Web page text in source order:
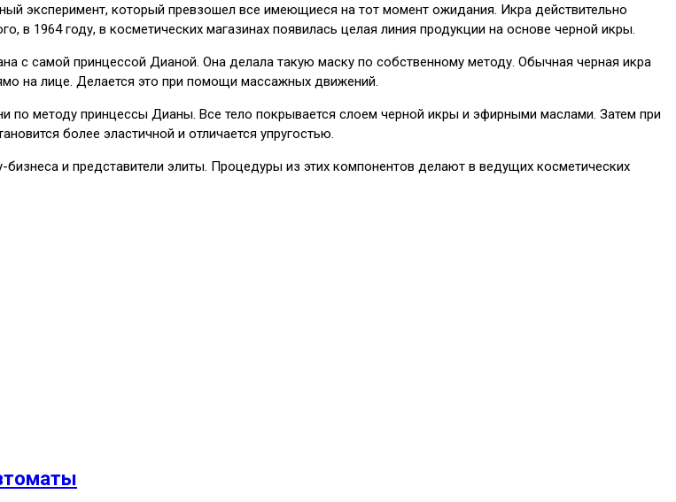
эксперимент, который превзошел все имеющиеся на тот момент ожидания. Икра действительно
1964 году, в косметических магазинах появилась целая линия продукции на основе черной икры.
с самой принцессой Дианой. Она делала такую маску по собственному методу. Обычная черная икра
на лице. Делается это при помощи массажных движений.
методу принцессы Дианы. Все тело покрывается слоем черной икры и эфирными маслами. Затем при
более эластичной и отличается упругостью.
и представители элиты. Процедуры из этих компонентов делают в ведущих косметических